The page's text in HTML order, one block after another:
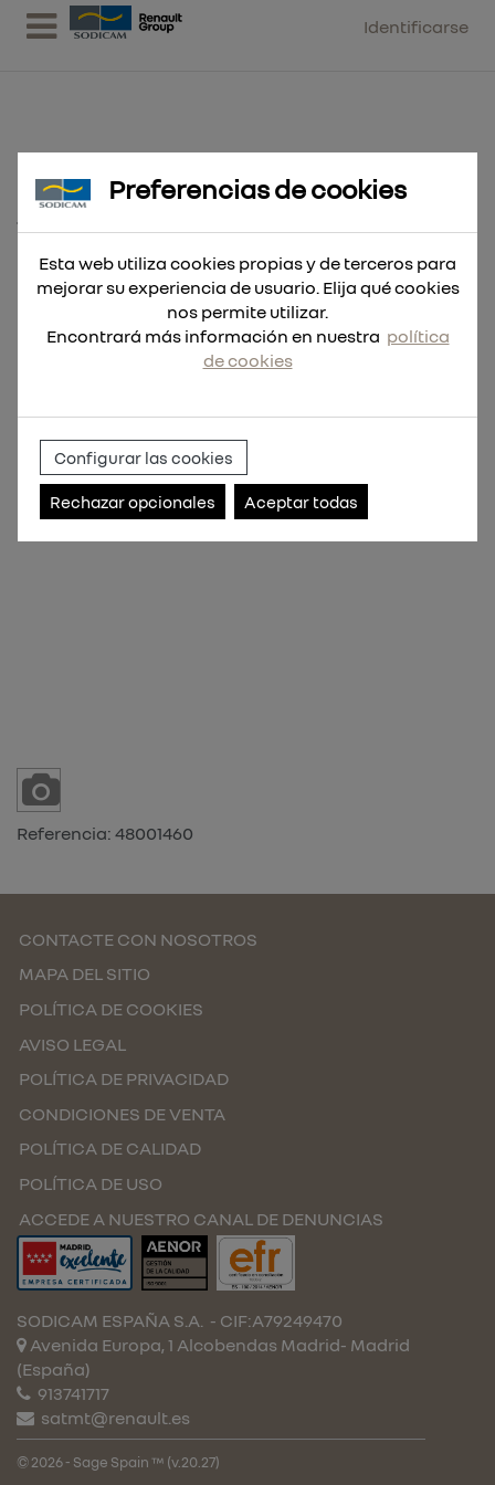
Identificarse
Hoja Sable TCT 450mm 1'5tpi,
Termoarcilla, Bloque
Referencia: 48001460
CONTACTE CON NOSOTROS
MAPA DEL SITIO
POLÍTICA DE COOKIES
AVISO LEGAL
POLÍTICA DE PRIVACIDAD
CONDICIONES DE VENTA
POLÍTICA DE CALIDAD
POLÍTICA DE USO
ACCEDE A NUESTRO CANAL DE DENUNCIAS
SODICAM ESPAÑA S.A. - CIF:A79249470
Avenida Europa, 1 Alcobendas Madrid- Madrid
(España)
913741717
satmt@renault.es
© 2026 - Sage Spain ™ (v.20.27)
Preferencias de cookies
Esta web utiliza cookies propias y de terceros para
mejorar su experiencia de usuario. Elija qué cookies
nos permite utilizar.
Encontrará más información en nuestra política
de cookies
Configurar las cookies
Rechazar opcionales Aceptar todas